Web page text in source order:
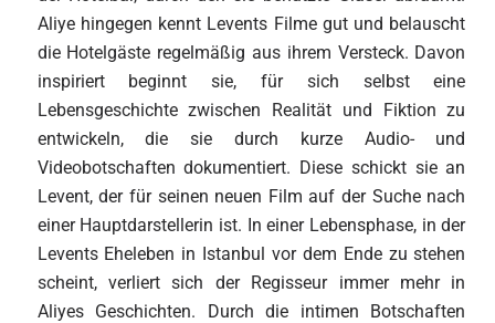
Aliye hingegen kennt Levents Filme gut und belauscht
die Hotelgäste regelmäßig aus ihrem Versteck. Davon
inspiriert beginnt sie, für sich selbst eine
Lebensgeschichte zwischen Realität und Fiktion zu
entwickeln, die sie durch kurze Audio- und
Videobotschaften dokumentiert. Diese schickt sie an
Levent, der für seinen neuen Film auf der Suche nach
einer Hauptdarstellerin ist. In einer Lebensphase, in der
Levents Eheleben in Istanbul vor dem Ende zu stehen
scheint, verliert sich der Regisseur immer mehr in
Aliyes Geschichten. Durch die intimen Botschaften